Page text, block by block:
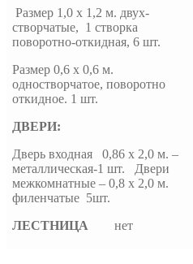
Размер 1,0 х 1,2 м. двух-
створчатые, 1 створка
поворотно-откидная, 6 шт.
Размер 0,6 х 0,6 м.
одностворчатое, поворотно
откидное. 1 шт.
ДВЕРИ:
Дверь входная 0,86 х 2,0 м. –
металлическая-1 шт. Двери
межкомнатные – 0,8 х 2,0 м.
филенчатые 5шт.
ЛЕСТНИЦА нет